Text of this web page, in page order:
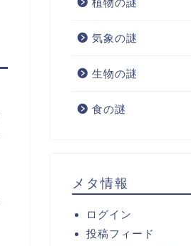
植物の謎
気象の謎
生物の謎
食の謎
メタ情報
ログイン
投稿フィード